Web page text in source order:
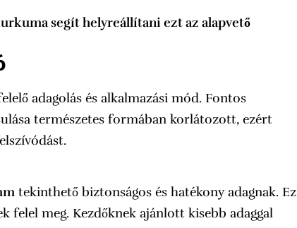
segít helyreállítani ezt az alapvető
adagolás és alkalmazási mód. Fontos
természetes formában korlátozott, ezért
tekinthető biztonságos és hatékony adagnak. Ez
felel meg. Kezdőknek ajánlott kisebb adaggal